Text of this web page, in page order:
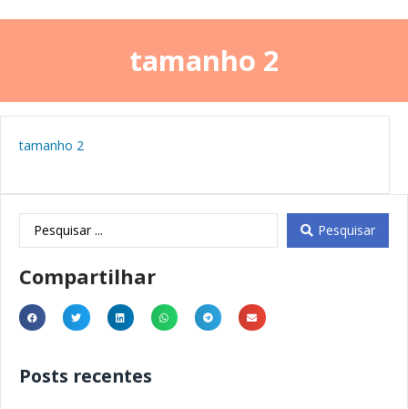
tamanho 2
tamanho 2
Pesquisar
Compartilhar
Posts recentes